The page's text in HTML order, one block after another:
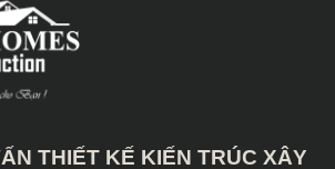
THIẾT KẾ KIẾN TRÚC XÂY